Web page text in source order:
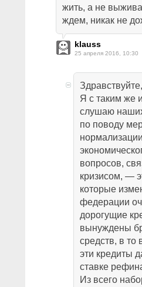
жить, а не
ждем, никак не
klauss
25 апреля 2016, 10:30
Я с таким же
слушаю
по поводу
вопросов,
кризисом, —
которые
федерации
дорогущие
вынуждены
средств, в то
эти кредиты
ставке
Из всего